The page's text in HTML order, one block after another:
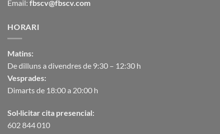
Email: fbscv@fbscv.com
HORARI
Matins:
De dilluns a divendres de 9:30 – 12:30 h
Vesprades:
Dimarts de 18:00 a 20:00 h
Sol·licitar cita presencial:
602 844 010